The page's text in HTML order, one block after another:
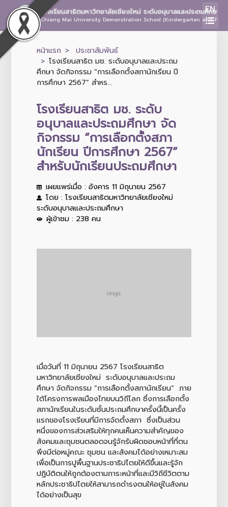
โรงเรียนสาธิตมหาวิทยาลัยเชียงใหม่ ระดับอนุบาลและประถมศึกษา
Chiang Mai University Demonstration School (Kindergarten and
EN
หน้าแรก
ประชาสัมพันธ์
โรงเรียนสาธิต มช. ระดับอนุบาลและประถม
ศึกษา จัดกิจกรรม “การเลือกตั้งสภานักเรียน ปี
การศึกษา 2567” สำหร...
โรงเรียนสาธิต มช. ระดับ
อนุบาลและประถมศึกษา จัด
กิจกรรม “การเลือกตั้งสภา
นักเรียน ปีการศึกษา 2567”
สำหรับนักเรียนประถมศึกษา
เผยแพร่เมื่อ : อังคาร 11 มิถุนายน 2567
โดย : โรงเรียนสาธิตมหาวิทยาลัยเชียงใหม่
ระดับอนุบาลและประถมศึกษา
ผู้เข้าชม : 238 คน
เมื่อวันที่ 11 มิถุนายน 2567 โรงเรียนสาธิต
มหาวิทยาลัยเชียงใหม่ ระดับอนุบาลและประถม
ศึกษา จัดกิจกรรม “การเลือกตั้งสภานักเรียน” ภาย
ใต้โครงการพลเมืองไทยบนวิถีโลก ซึ่งการเลือกตั้ง
สภานักเรียนในระดับชั้นประถมศึกษาครั้งนี้เป็นครั้ง
แรกของโรงเรียนที่มีการจัดตั้งสภา ซึ่งเป็นส่วน
หนึ่งของการส่วเสริมให้ทุกคนเห็นความสำคัญของ
สังคมและชุมชนตลอดจนรู้จักรับผิดชอบหน้าที่ที่ตน
พึงมีต่อหมู่คณะ ชุมชน และสังคมได้อย่างเหมาะสม
เพื่อเป็นการปูพื้นฐานประชาธิปไตยให้ดีขึ้นและรู้จัก
ปฏิบัติตนให้ถูกต้องตามภาระหน้าที่และมีวิถีชีวิตตาม
หลักประชาธิปไตยให้สามารถดำรงตนให้อยู่ในสังคม
ได้อย่างเป็นสุข